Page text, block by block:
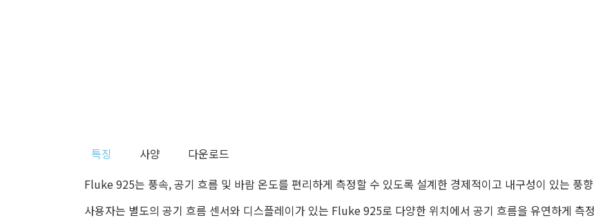
특징 사양
다운로드
Fluke 925는 풍속, 공기 흐름 및 바람 온도를 편리하게 측정할 수 있도록 설계한 경제적이고 내구성이 있는 풍
사용자는 별도의 공기 흐름 센서와 디스플레이가 있는 Fluke 925로 다양한 위치에서 공기 흐름을 유연하게 측